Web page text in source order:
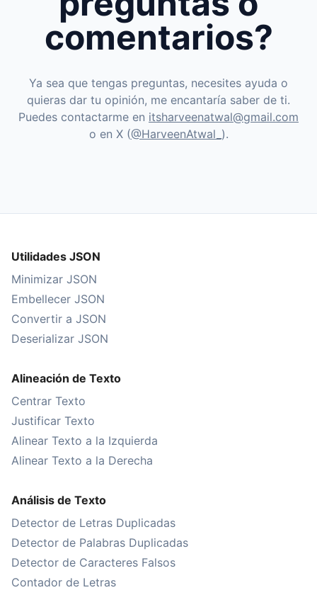
comentarios?
Ya sea que tengas preguntas, necesites ayuda o
quieras dar tu opinión, me encantaría saber de ti.
Puedes contactarme en itsharveenatwal@gmail.com
o en X (@HarveenAtwal_ ).
Utilidades JSON
Minimizar JSON
Embellecer JSON
Convertir a JSON
Deserializar JSON
Alineación de Texto
Centrar Texto
Justificar Texto
Alinear Texto a la Izquierda
Alinear Texto a la Derecha
Análisis de Texto
Detector de Letras Duplicadas
Detector de Palabras Duplicadas
Detector de Caracteres Falsos
Contador de Letras